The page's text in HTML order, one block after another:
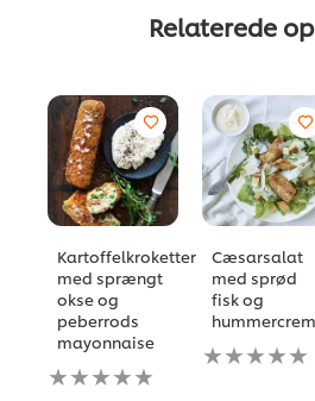
Relaterede
Kartoffelkroketter
med sprængt
okse og
peberrods
mayonnaise
Ingen
bedømmelser
Cæsarsalat
med sprød
fisk og
Ingen
bedømmelser